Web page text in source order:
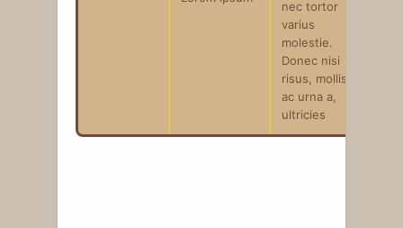
nec tortor
varius
molestie.
Donec nisi
risus, mollis
ac urna a,
ultricies